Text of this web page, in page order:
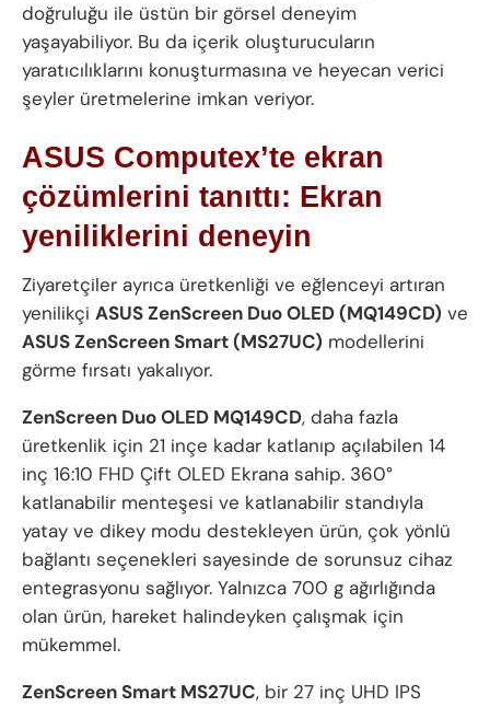
doğruluğu ile üstün bir görsel deneyim
yaşayabiliyor. Bu da içerik oluşturucuların
yaratıcılıklarını konuşturmasına ve heyecan verici
şeyler üretmelerine imkan veriyor.
ASUS Computex’te ekran
çözümlerini tanıttı: Ekran
yeniliklerini deneyin
Ziyaretçiler ayrıca üretkenliği ve eğlenceyi artıran
yenilikçi ASUS ZenScreen Duo OLED (MQ149CD) ve
ASUS ZenScreen Smart (MS27UC) modellerini
görme fırsatı yakalıyor.
ZenScreen Duo OLED MQ149CD, daha fazla
üretkenlik için 21 inçe kadar katlanıp açılabilen 14
inç 16:10 FHD Çift OLED Ekrana sahip. 360°
katlanabilir menteşesi ve katlanabilir standıyla
yatay ve dikey modu destekleyen ürün, çok yönlü
bağlantı seçenekleri sayesinde de sorunsuz cihaz
entegrasyonu sağlıyor. Yalnızca 700 g ağırlığında
olan ürün, hareket halindeyken çalışmak için
mükemmel.
ZenScreen Smart MS27UC, bir 27 inç UHD IPS